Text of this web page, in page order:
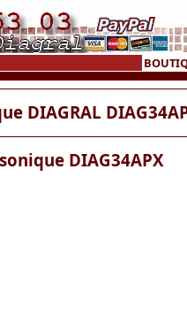
DIAGRAL
DIAG34APX